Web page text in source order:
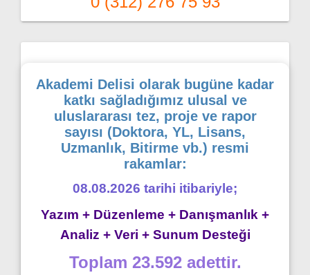
Akademi Delisi olarak bugüne kadar
katkı sağladığımız ulusal ve
uluslararası tez, proje ve rapor
sayısı (Doktora, YL, Lisans,
Uzmanlık, Bitirme vb.) resmi
rakamlar:
08.08.2026 tarihi itibariyle;
Yazım + Düzenleme + Danışmanlık +
Analiz + Veri + Sunum Desteği
Toplam 23.592 adettir.